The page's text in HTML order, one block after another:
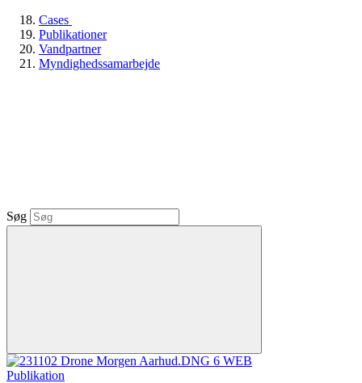
Cases
Publikationer
Vandpartner
Myndighedssamarbejde
Søg
Publikation